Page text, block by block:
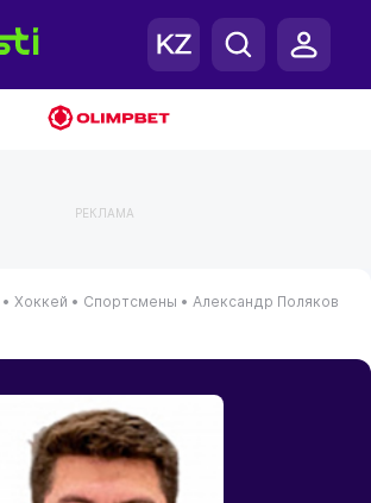
РЕКЛАМА
• Хоккей • Спортсмены • Александр Поляков